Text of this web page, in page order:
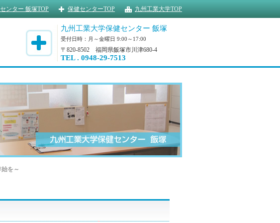
九州工業大学TOP
保健センターTOP
ンター 飯塚TOP
九州工業大学保健センター 飯塚
受付日時：月～金曜日 9:00～17:00
〒820-8502 福岡県飯塚市川津680-4
TEL . 0948-29-7513
を～